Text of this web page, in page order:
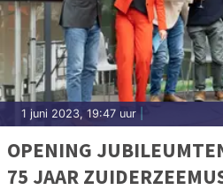
1 juni 2023, 19:47 uur
OPENING
75 JAAR